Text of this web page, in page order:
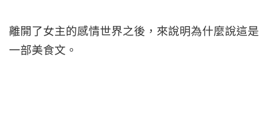
離開了女主的感情世界之後，來說明為什麼說這是
一部美食文。